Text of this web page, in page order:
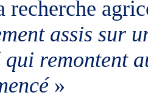
recherche
assis sur
qui remontent
»